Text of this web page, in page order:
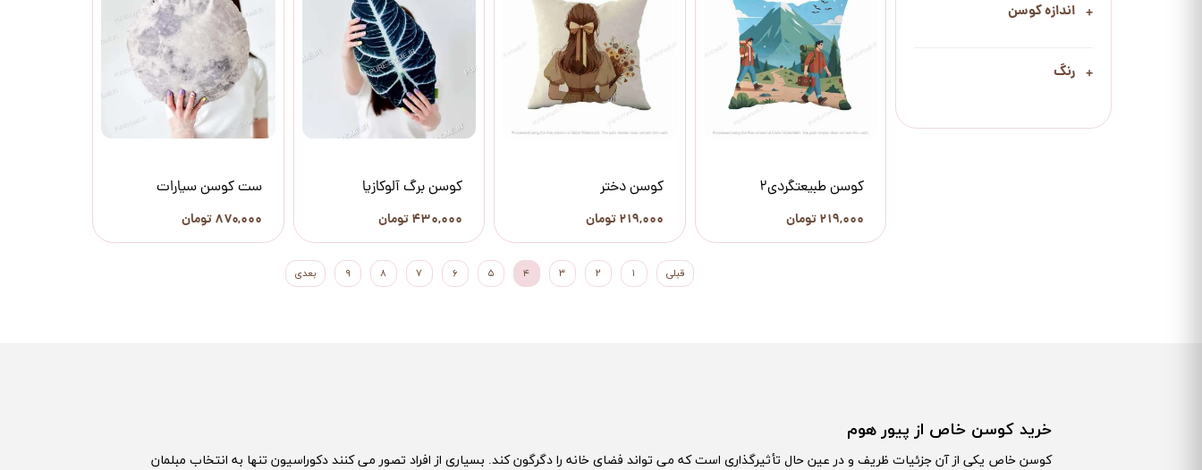
اندازه کوسن
رنگ
کوسن طبیعتگردی2
۲۱۹,۰۰۰ تومان
کوسن دختر
۲۱۹,۰۰۰ تومان
کوسن برگ آلوکازیا
۴۳۰,۰۰۰ تومان
ست کوسن سیارات
۸۷۰,۰۰۰ تومان
قبلی ۱ ۲ ۳ ۴ ۵ ۶ ۷ ۸ ۹ بعدی
خرید کوسن خاص از پیور هوم
کوسن خاص یکی از آن جزئیات ظریف و در عین حال تأثیرگذاری است که می تواند فضای خانه را دگرگون کند. بسیاری از افراد تصور می کنند دکوراسیون تنها به انتخاب مبلمان